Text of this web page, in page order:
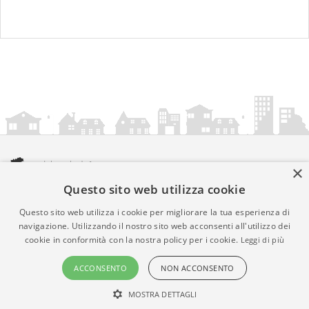
amministrazionicomunali.it è una iniziativa diartemedia.it
© Copyright MMXXIV - P.IVA 05400000724
Informazioni sul servizio |Informativa Privacy| Informativa
Cookies • Time 0.0122
×
Questo sito web utilizza cookie
Questo sito web utilizza i cookie per migliorare la tua esperienza di
navigazione. Utilizzando il nostro sito web acconsenti all'utilizzo dei
cookie in conformità con la nostra policy per i cookie. Leggi di più
ACCONSENTO NON ACCONSENTO
MOSTRA DETTAGLI